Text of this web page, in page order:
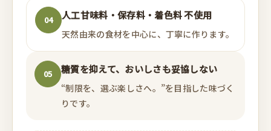
04 人工甘味料・保存料・着色料 不使用
天然由来の食材を中心に、丁寧に作ります。
05 糖質を抑えて、おいしさも妥協しない
“制限を、選ぶ楽しさへ。”を目指した味づく
りです。